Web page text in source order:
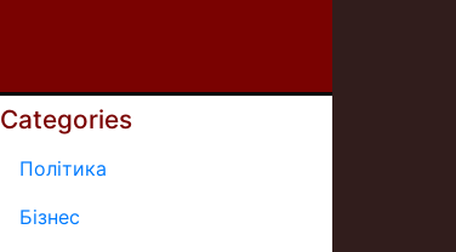
Categories
Політика
Бізнес